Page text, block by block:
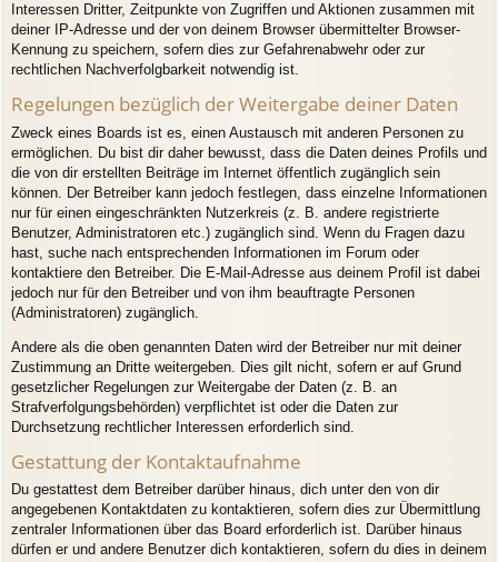
Interessen Dritter, Zeitpunkte von Zugriffen und Aktionen zusammen mit
deiner IP-Adresse und der von deinem Browser übermittelter Browser-
Kennung zu speichern, sofern dies zur Gefahrenabwehr oder zur
rechtlichen Nachverfolgbarkeit notwendig ist.
Regelungen bezüglich der Weitergabe deiner Daten
Zweck eines Boards ist es, einen Austausch mit anderen Personen zu
ermöglichen. Du bist dir daher bewusst, dass die Daten deines Profils und
die von dir erstellten Beiträge im Internet öffentlich zugänglich sein
können. Der Betreiber kann jedoch festlegen, dass einzelne Informationen
nur für einen eingeschränkten Nutzerkreis (z. B. andere registrierte
Benutzer, Administratoren etc.) zugänglich sind. Wenn du Fragen dazu
hast, suche nach entsprechenden Informationen im Forum oder
kontaktiere den Betreiber. Die E-Mail-Adresse aus deinem Profil ist dabei
jedoch nur für den Betreiber und von ihm beauftragte Personen
(Administratoren) zugänglich.
Andere als die oben genannten Daten wird der Betreiber nur mit deiner
Zustimmung an Dritte weitergeben. Dies gilt nicht, sofern er auf Grund
gesetzlicher Regelungen zur Weitergabe der Daten (z. B. an
Strafverfolgungsbehörden) verpflichtet ist oder die Daten zur
Durchsetzung rechtlicher Interessen erforderlich sind.
Gestattung der Kontaktaufnahme
Du gestattest dem Betreiber darüber hinaus, dich unter den von dir
angegebenen Kontaktdaten zu kontaktieren, sofern dies zur Übermittlung
zentraler Informationen über das Board erforderlich ist. Darüber hinaus
dürfen er und andere Benutzer dich kontaktieren, sofern du dies in deinem